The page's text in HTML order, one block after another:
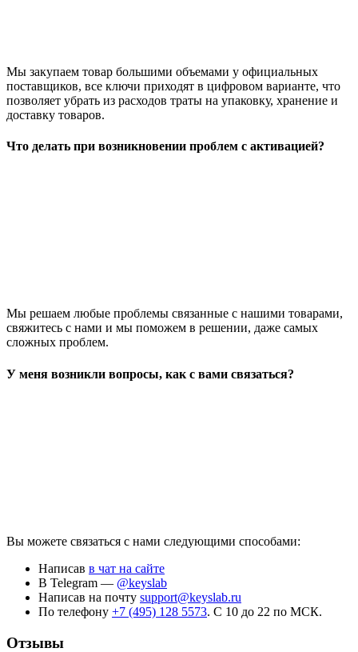
Мы закупаем товар большими объемами у официальных
поставщиков, все ключи приходят в цифровом варианте, что
позволяет убрать из расходов траты на упаковку, хранение и
доставку товаров.
Что делать при возникновении проблем с активацией?
Мы решаем любые проблемы связанные с нашими товарами,
свяжитесь с нами и мы поможем в решении, даже самых
сложных проблем.
У меня возникли вопросы, как с вами связаться?
Вы можете связаться с нами следующими способами:
Написав в чат на сайте
В Telegram — @keyslab
Написав на почту support@keyslab.ru
По телефону +7 (495) 128 5573. С 10 до 22 по МСК.
Отзывы